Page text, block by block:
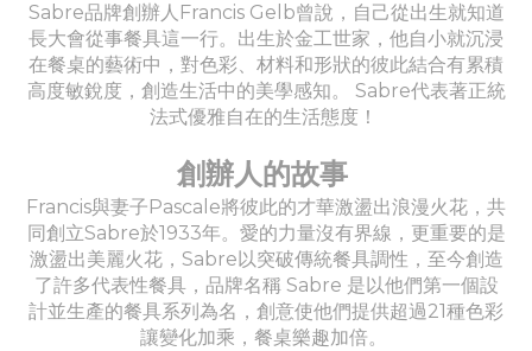
Sabre品牌創辦人Francis Gelb曾說，自己從出生就知道
長大會從事餐具這一行。出生於金工世家，他自小就沉浸
在餐桌的藝術中，對色彩、材料和形狀的彼此結合有累積
高度敏銳度，創造生活中的美學感知。 Sabre代表著正統
法式優雅自在的生活態度！
創辦人的故事
Francis與妻子Pascale將彼此的才華激盪出浪漫火花，共
同創立Sabre於1933年。愛的力量沒有界線，更重要的是
激盪出美麗火花，Sabre以突破傳統餐具調性，至今創造
了許多代表性餐具，品牌名稱 Sabre 是以他們第一個設
計並生產的餐具系列為名，創意使他們提供超過21種色彩
讓變化加乘，餐桌樂趣加倍。